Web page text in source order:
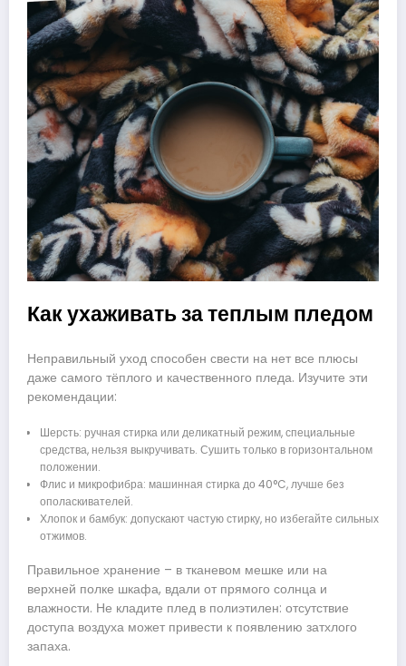
Как ухаживать за теплым пледом
Неправильный уход способен свести на нет все плюсы
даже самого тёплого и качественного пледа. Изучите эти
рекомендации:
Шерсть: ручная стирка или деликатный режим, специальные
средства, нельзя выкручивать. Сушить только в горизонтальном
положении.
Флис и микрофибра: машинная стирка до 40°C, лучше без
ополаскивателей.
Хлопок и бамбук: допускают частую стирку, но избегайте сильных
отжимов.
Правильное хранение – в тканевом мешке или на
верхней полке шкафа, вдали от прямого солнца и
влажности. Не кладите плед в полиэтилен: отсутствие
доступа воздуха может привести к появлению затхлого
запаха.